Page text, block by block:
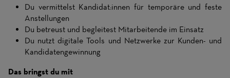
Du vermittelst Kandidat:innen für temporäre und feste
Anstellungen
Du betreust und begleitest Mitarbeitende im Einsatz
Du nutzt digitale Tools und Netzwerke zur Kunden- und
Kandidatengewinnung
Das bringst du mit